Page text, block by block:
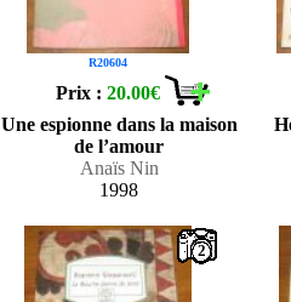
R20604
Prix :20.00€
Une espionne dans la maison
de l’amour
Anaïs Nin
1998
2